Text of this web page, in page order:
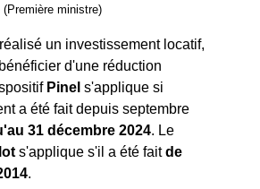
ministre)
un investissement locatif,
d'une réduction
Pinel s'applique si
a été fait depuis septembre
31 décembre 2024. Le
s'applique s'il a été faitde
.